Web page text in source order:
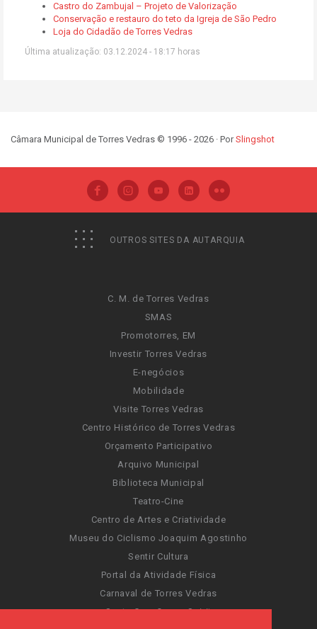
Castro do Zambujal – Projeto de Valorização
Conservação e restauro do teto da Igreja de São Pedro
Loja do Cidadão de Torres Vedras
Última atualização: 03.12.2024 - 18:17 horas
Câmara Municipal de Torres Vedras © 1996 - 2026 · PorSlingshot
OUTROS SITES DA AUTARQUIA
C. M. de Torres Vedras
SMAS
Promotorres, EM
Investir Torres Vedras
E-negócios
Mobilidade
Visite Torres Vedras
Centro Histórico de Torres Vedras
Orçamento Participativo
Arquivo Municipal
Biblioteca Municipal
Teatro-Cine
Centro de Artes e Criatividade
Museu do Ciclismo Joaquim Agostinho
Sentir Cultura
Portal da Atividade Física
Carnaval de Torres Vedras
Santa Cruz Ocean Spirit